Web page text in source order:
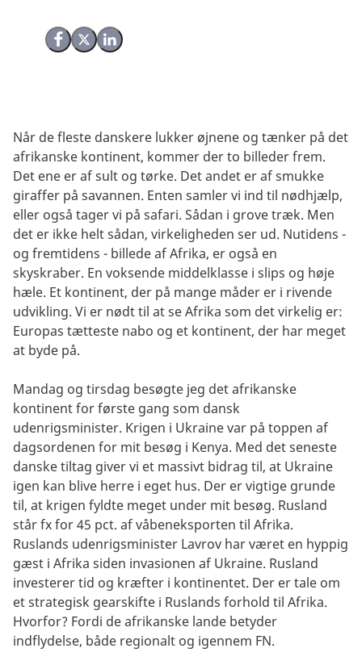
Del på Facebook
Del på X (Twitter)
Del på LinkedIn
Når de fleste danskere lukker øjnene og tænker på det
afrikanske kontinent, kommer der to billeder frem.
Det ene er af sult og tørke. Det andet er af smukke
giraffer på savannen. Enten samler vi ind til nødhjælp,
eller også tager vi på safari. Sådan i grove træk. Men
det er ikke helt sådan, virkeligheden ser ud. Nutidens -
og fremtidens - billede af Afrika, er også en
skyskraber. En voksende middelklasse i slips og høje
hæle. Et kontinent, der på mange måder er i rivende
udvikling. Vi er nødt til at se Afrika som det virkelig er:
Europas tætteste nabo og et kontinent, der har meget
at byde på.
Mandag og tirsdag besøgte jeg det afrikanske
kontinent for første gang som dansk
udenrigsminister. Krigen i Ukraine var på toppen af
dagsordenen for mit besøg i Kenya. Med det seneste
danske tiltag giver vi et massivt bidrag til, at Ukraine
igen kan blive herre i eget hus. Der er vigtige grunde
til, at krigen fyldte meget under mit besøg. Rusland
står fx for 45 pct. af våbeneksporten til Afrika.
Ruslands udenrigsminister Lavrov har været en hyppig
gæst i Afrika siden invasionen af Ukraine. Rusland
investerer tid og kræfter i kontinentet. Der er tale om
et strategisk gearskifte i Ruslands forhold til Afrika.
Hvorfor? Fordi de afrikanske lande betyder
indflydelse, både regionalt og igennem FN.